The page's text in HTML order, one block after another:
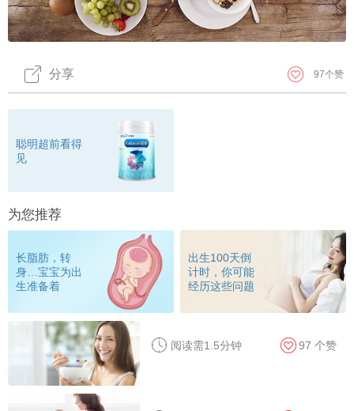
分享 97个赞
聪明超前看得
见
为您推荐
长脂肪，转
身…宝宝为出
生准备着
出生100天倒
计时，你可能
经历这些问题
阅读需1.5分钟 97 个赞